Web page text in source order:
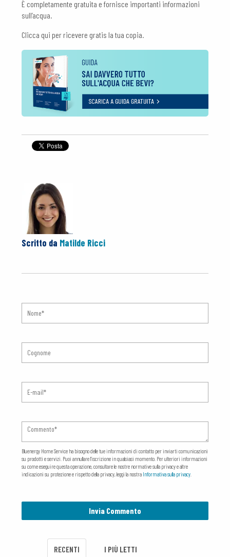
È completamente gratuita e fornisce importanti informazioni
sull’acqua.
Clicca qui per ricevere gratis la tua copia.
Scritto da Matilde Ricci
Bluenergy Home Service ha bisogno delle tue informazioni di contatto per inviarti comunicazioni
su prodotti e servizi. Puoi annullare l'iscrizione in qualsiasi momento. Per ulteriori informazioni
su come eseguire questa operazione, consultare le nostre normative sulla privacy e altre
indicazioni su protezione e rispetto della privacy, leggi la nostra Informativa sulla privacy
RECENTI I PIÙ LETTI